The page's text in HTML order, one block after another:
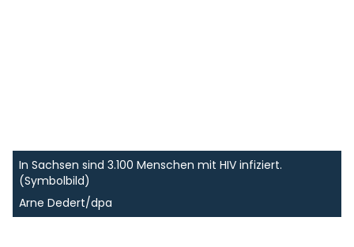
In Sachsen sind 3.100 Menschen mit HIV infiziert.
(Symbolbild)
Arne Dedert/dpa